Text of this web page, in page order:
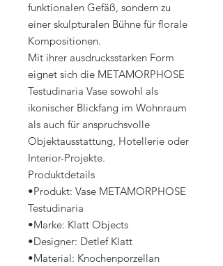
funktionalen Gefäß, sondern zu
einer skulpturalen Bühne für florale
Kompositionen.
Mit ihrer ausdrucksstarken Form
eignet sich die METAMORPHOSE
Testudinaria Vase sowohl als
ikonischer Blickfang im Wohnraum
als auch für anspruchsvolle
Objektausstattung, Hotellerie oder
Interior-Projekte.
Produktdetails
•Produkt: Vase METAMORPHOSE
Testudinaria
•Marke: Klatt Objects
•Designer: Detlef Klatt
•Material: Knochenporzellan